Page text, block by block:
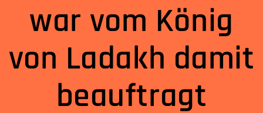
war vom König
von Ladakh damit
beauftragt